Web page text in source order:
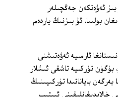
ئەۋەتكەن جەڭچىلەر
بولسا، ئۇ بىزنىڭ ياردەم
ئارمىيە ئەۋەتىشنى
بۈگۈن تۈركىيە تاشقى ئىشلار
باياناتىدا تۈركىيىنىڭ